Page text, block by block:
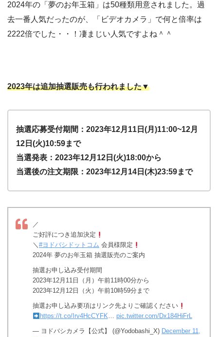
2024年の「夢のお年玉箱」は50種類用意されました。過
去一番人気だったのが、「ビデオカメラ」で何と倍率は
2222倍でした・・！凄まじい人気ですよね＾＾
2023年は追加抽選販売も行われました▼
抽選応募受付期間：2023年12月11日(月)11:00~12月
12日(火)10:59まで
当選発表：2023年12月12日(火)18:00から
当選後の注文期限：2023年12月14日(木)23:59まで
／
ご好評につき追加決定
＼ #ヨドバシドットコム 会員様限定
2024年 夢のお年玉箱 抽選販売のご案内
抽選お申し込み受付期間
2023年12月11日（月）午前11時00分から
2023年12月12日（火）午前10時59分まで
抽選お申し込み要項はリンク先よりご確認ください
https://t.co/Irv4HcCYFK… pic.twitter.com/Dx184HiFrL
— ヨドバシカメラ【公式】 (@Yodobashi_X) December 11,